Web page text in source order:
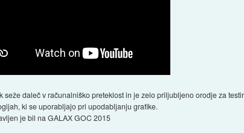
seže daleč v računalniško preteklost in je zelo priljubljeno orodje za
ki se uporabljajo pri upodabljanju grafike.
je bil na GALAX GOC 2015